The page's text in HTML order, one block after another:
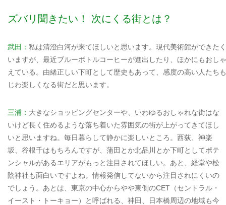
ズバリ聞きたい！ 次にくる街とは？
武田： 私は清澄白河が来てほしいと思います。現代美術館ができた
いますが、最近ブルーボトルコーヒーが進出したり、ほかにもおし
えている。由緒正しい下町として歴史もあって、感度の高い人たち
じわ楽しくなる街だと思います。
三浦： 大きなショッピングセンターや、いわゆるおしゃれな街はな
いけど長く住めるような落ち着いた雰囲気の街が上がってきてほし
いと思いますね。毎日暮らして静かに楽しいところ。西荻、神楽
坂、谷根千はもちろんですが、蒲田とか北品川とか下町としてポテ
ンシャルがあるエリアがもっと注目されてほしい。あと、経堂や松
陰神社も面白いですよね。情報発信してないから注目されにくいの
でしょう。あとは、東京の中心からやや東側のCET（セントラル・
イースト・トーキョー）と呼ばれる、神田、日本橋周辺の地域も今